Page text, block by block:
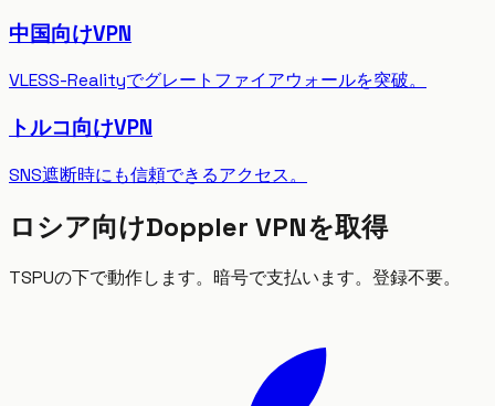
中国向けVPN
VLESS-Realityでグレートファイアウォールを突破。
トルコ向けVPN
SNS遮断時にも信頼できるアクセス。
ロシア向けDoppler VPNを取得
TSPUの下で動作します。暗号で支払います。登録不要。